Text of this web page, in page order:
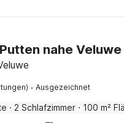
nahe Veluwe
· Ausgezeichnet
· 2 Schlafzimmer · 100 m²